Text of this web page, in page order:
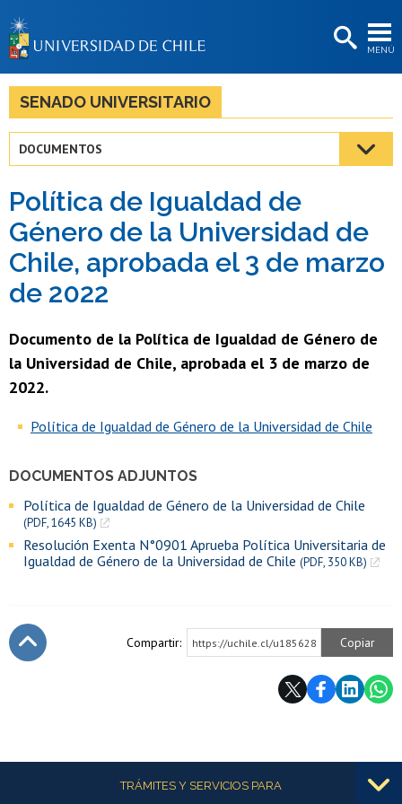
MENÚ
BIBLIOTECAS
LA UNIVERSIDAD
Estudiantes
Académicas/os
Funcionarias/os
Egresadas/os
SENADO UNIVERSITARIO
DOCUMENTOS
Política de Igualdad de
Género de la Universidad de
Chile, aprobada el 3 de marzo
de 2022
Documento de la Política de Igualdad de Género de
la Universidad de Chile, aprobada el 3 de marzo de
2022.
DOCUMENTOS ADJUNTOS
Política de Igualdad de Género de la Universidad de Chile
(PDF, 1645 KB)
Resolución Exenta N°0901 Aprueba Política Universitaria de
Igualdad de Género de la Universidad de Chile (PDF, 350 KB)
Política de Igualdad de Género de la Universidad de Chile
Compartir: https://uchile.cl/u185628 Copiar
Más informaciónTRÁMITES Y SERVICIOS PARA